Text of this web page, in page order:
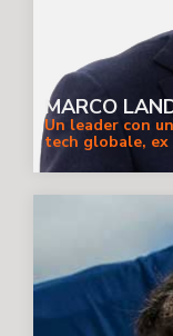
MARCO
Un leader con
tech globale,